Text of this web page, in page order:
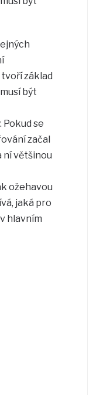
základ
být
se
začal
ní většinou
ožehavou
jaká pro
hlavním